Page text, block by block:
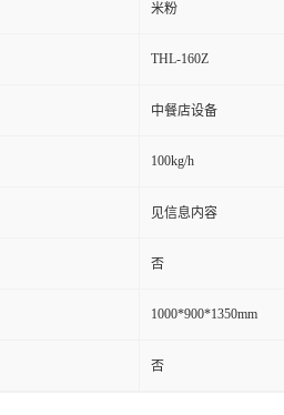
米粉
THL-160Z
中餐店设备
100kg/h
见信息内容
否
1000*900*1350mm
否